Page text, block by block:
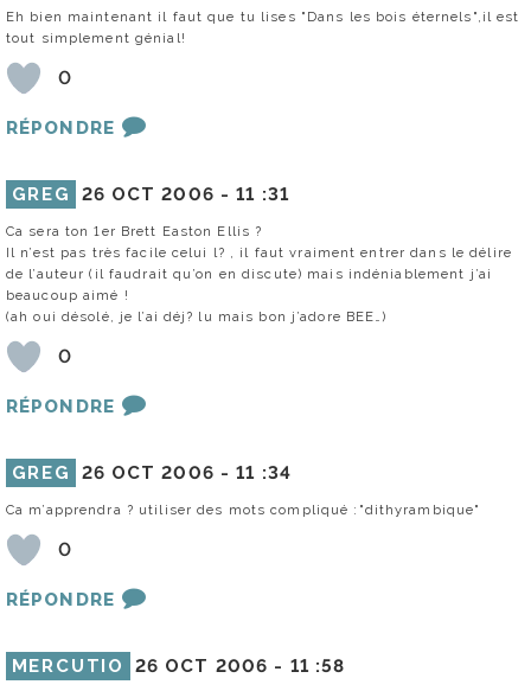
Eh bien maintenant il faut que tu lises "Dans les bois éternels",il est
tout simplement génial!
0
RÉPONDRE
GREG 26 OCT 2006 -11 :31
Ca sera ton 1er Brett Easton Ellis ?
Il n’est pas très facile celui l? , il faut vraiment entrer dans le délire
de l’auteur (il faudrait qu’on en discute) mais indéniablement j’ai
beaucoup aimé !
(ah oui désolé, je l’ai déj? lu mais bon j’adore BEE…)
0
RÉPONDRE
GREG 26 OCT 2006 -11 :34
Ca m’apprendra ? utiliser des mots compliqué :"dithyrambique"
0
RÉPONDRE
MERCUTIO 26 OCT 2006 - 11 :58